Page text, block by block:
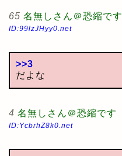
65 名無しさん＠恐縮です
ID:99lzJHyy0.net
>>3
だよな
4 名無しさん＠恐縮です
ID:YcbrhZ8k0.net